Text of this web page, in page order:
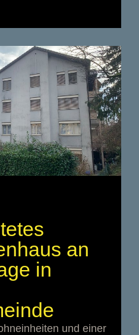
an
in
und einer